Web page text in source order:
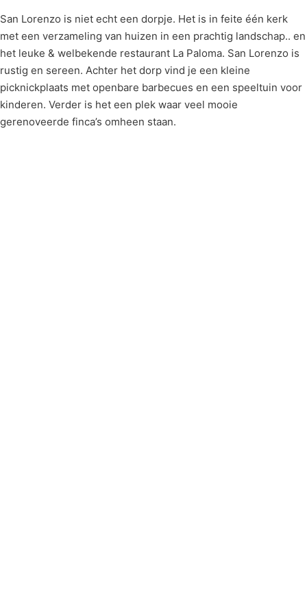
San Lorenzo is niet echt een dorpje. Het is in feite één kerk
met een verzameling van huizen in een prachtig landschap.. en
het leuke & welbekende restaurant La Paloma. San Lorenzo is
rustig en sereen. Achter het dorp vind je een kleine
picknickplaats met openbare barbecues en een speeltuin voor
kinderen. Verder is het een plek waar veel mooie
gerenoveerde finca’s omheen staan.